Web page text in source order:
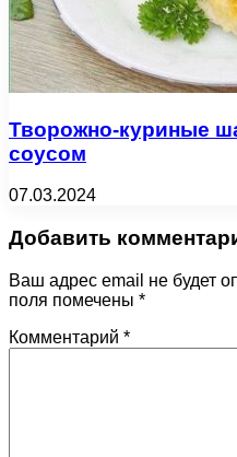
Творожно-куриные
соусом
07.03.2024
Добавить
Ваш адрес email не будет
поля помечены *
Комментарий *